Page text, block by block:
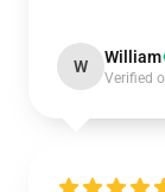
W William
Verified